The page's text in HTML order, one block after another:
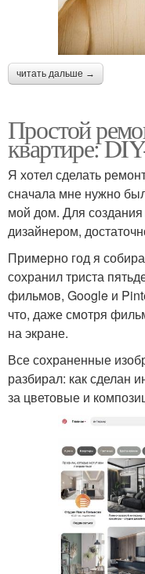
читать дальше →
Простой
квартире:
Я хотел сделать
сначала мне нужно
мой дом. Для создания
дизайнером,
Примерно год я
сохранил триста
фильмов, Google и
что, даже смотря
на экране.
Все сохраненные
разбирал: как сделан
за цветовые и